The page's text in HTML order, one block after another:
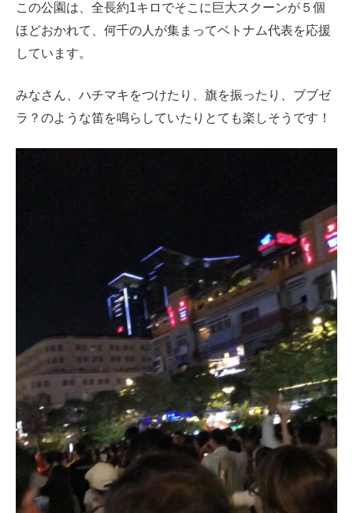
この公園は、全長約1キロでそこに巨大スクーンが５個
ほどおかれて、何千の人が集まってベトナム代表を応援
しています。
みなさん、ハチマキをつけたり、旗を振ったり、ブブゼ
ラ？のような笛を鳴らしていたりとても楽しそうです！